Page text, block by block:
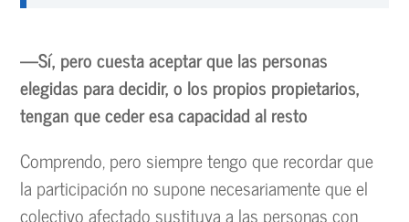
—Sí, pero cuesta aceptar que las personas
elegidas para decidir, o los propios propietarios,
tengan que ceder esa capacidad al resto
Comprendo, pero siempre tengo que recordar que
la participación no supone necesariamente que el
colectivo afectado sustituya a las personas con